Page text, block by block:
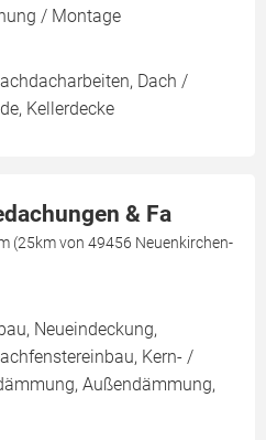
/ Montage
Dach /
Kellerdecke
& Fa
(25km von 49456 Neuenkirchen-
Neueindeckung,
Kern- /
Außendämmung,